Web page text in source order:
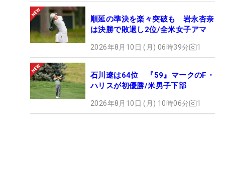
順延の準決を楽々突破も 岩永杏奈
は決勝で敗退し2位/全米女子アマ
2026年8月10日 (月) 06時39分 1
石川遼は64位 『59』マークのF・
ハリスが初優勝/米男子下部
2026年8月10日 (月) 10時06分 1